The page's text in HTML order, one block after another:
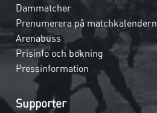
Dammatcher
Prenumerera på matchkalendern
Arenabuss
Prisinfo och bokning
Pressinformation
Supporter